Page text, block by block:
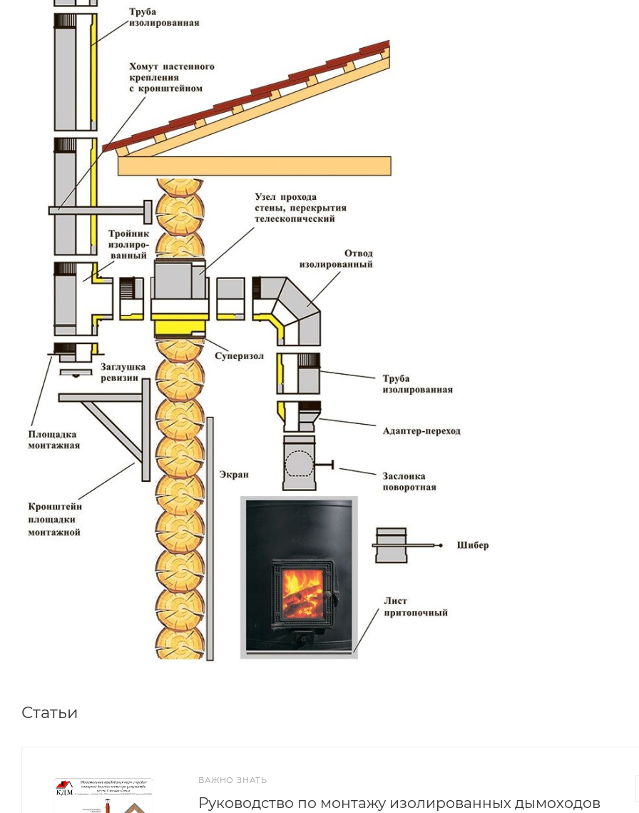
Статьи
ВАЖНО ЗНАТЬ
Руководство по монтажу изолированных дымоходов